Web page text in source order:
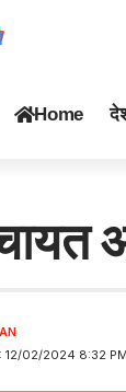
Home
12/02/2024 8:32 PM